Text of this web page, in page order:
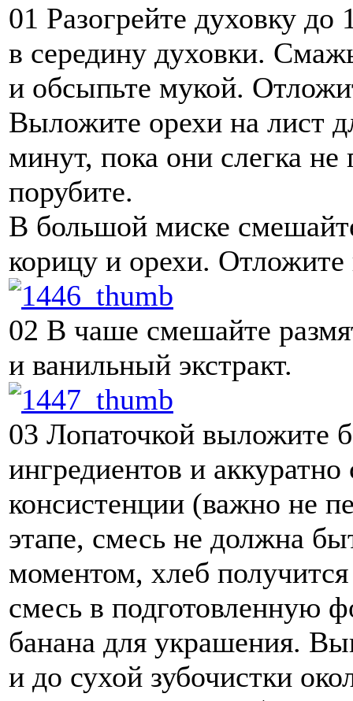
01 Разогрейте духовку
в середину духовки.
и обсыпьте мукой.
Выложите орехи на лист
минут, пока они слегка
порубите.
В большой миске
корицу и орехи. Отложите
02 В чаше смешайте
и ванильный экстракт.
03 Лопаточкой выложите
ингредиентов и
консистенции (важно не
этапе, смесь не должна
моментом, хлеб
смесь в подготовленную
банана для украшения.
и до сухой зубочистки